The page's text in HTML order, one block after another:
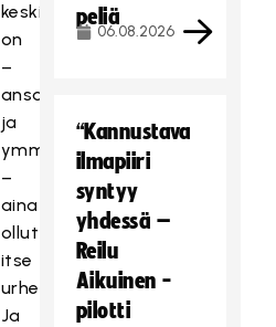
keskiössä
on
–
ansaitusti
ja
ymmärrettävästi
–
aina
ollut
itse
urheilu.
Ja
peliä
06.08.2026
“Kannustava
ilmapiiri
syntyy
yhdessä –
Reilu
Aikuinen -
pilotti